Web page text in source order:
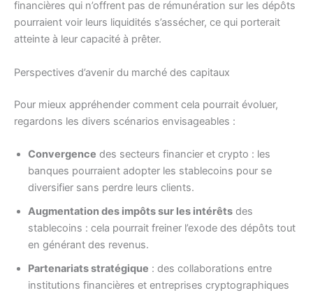
financières qui n’offrent pas de rémunération sur les dépôts
pourraient voir leurs liquidités s’assécher, ce qui porterait
atteinte à leur capacité à prêter.
Perspectives d’avenir du marché des capitaux
Pour mieux appréhender comment cela pourrait évoluer,
regardons les divers scénarios envisageables :
Convergence des secteurs financier et crypto : les
banques pourraient adopter les stablecoins pour se
diversifier sans perdre leurs clients.
Augmentation des impôts sur les intérêts des
stablecoins : cela pourrait freiner l’exode des dépôts tout
en générant des revenus.
Partenariats stratégique : des collaborations entre
institutions financières et entreprises cryptographiques